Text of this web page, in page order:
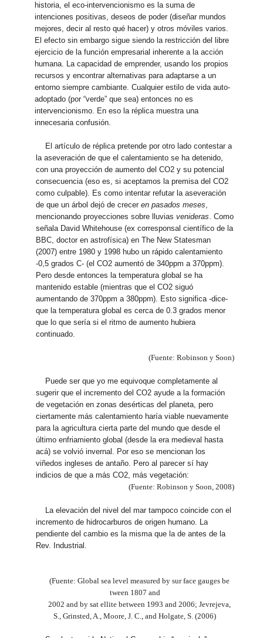
historia, el eco-intervencionismo es la suma de
intenciones positivas, deseos de poder (diseñar mundos
mejores, decir al resto qué hacer) y otros móviles varios.
El efecto sin embargo sigue siendo la restricción del libre
ejercicio de la función empresarial inherente a la acción
humana. La capacidad de emprender, usando los propios
recursos y encontrar alternativas para adaptarse a un
entorno siempre cambiante. Cualquier estilo de vida auto-
adoptado (por “verde” que sea) entonces no es
intervencionismo. En eso la réplica muestra una
innecesaria confusión.
El artículo de réplica pretende por otro lado contestar a
la aseveración de que el calentamiento se ha detenido,
con una proyección de aumento del CO2 y su potencial
consecuencia (eso es, si aceptamos la premisa del CO2
como culpable). Es como intentar refutar la aseveración
de que un árbol dejó de creceren pasados meses,
mencionando proyecciones sobre lluviasvenideras. Como
señala David Whitehouse (ex corresponsal científico de la
BBC, doctor en astrofísica) en The New Statesman
(2007) entre 1980 y 1998 hubo un rápido calentamiento
-0,5 grados C- (el CO2 aumentó de 340ppm a 370ppm).
Pero desde entonces la temperatura global se ha
mantenido estable (mientras que el CO2 siguó
aumentando de 370ppm a 380ppm). Esto significa -dice-
que la temperatura global es cerca de 0.3 grados menor
que lo que sería si el ritmo de aumento hubiera
continuado.
(Fuente: Robinson y Soon)
Puede ser que yo me equivoque completamente al
sugerir que el incremento del CO2 ayude a la formación
de vegetación en zonas desérticas del planeta, pero
ciertamente más calentamiento haría viable nuevamente
para la agricultura cierta parte del mundo que desde el
último enfriamiento global (desde la era medieval hasta
acá) se volvió invernal. Por eso se mencionan los
viñedos ingleses de antaño. Pero al parecer sí hay
indicios de que a más CO2, más vegetación:
(Fuente: Robinson y Soon, 2008)
La elevación del nivel del mar tampoco coincide con el
incremento de hidrocarburos de origen humano. La
pendiente del cambio es la misma que la de antes de la
Rev. Industrial.
(Fuente: Global sea level measured by sur face gauges be
tween 1807 and
2002 and by sat ellite between 1993 and 2006; Jevrejeva,
S., Grinsted, A., Moore, J. C., and Holgate, S. (2006)